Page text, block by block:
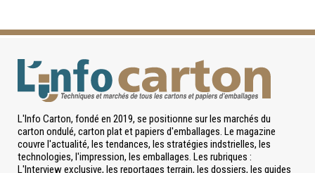
L'Info Carton, fondé en 2019, se positionne sur les marchés du
carton ondulé, carton plat et papiers d'emballages. Le magazine
couvre l'actualité, les tendances, les stratégies indstrielles, les
technologies, l'impression, les emballages. Les rubriques :
L'Interview exclusive, les reportages terrain, les dossiers, les guides